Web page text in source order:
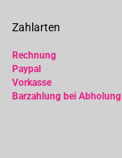
Zahlarten
Rechnung
Paypal
Vorkasse
Barzahlung bei Abholung